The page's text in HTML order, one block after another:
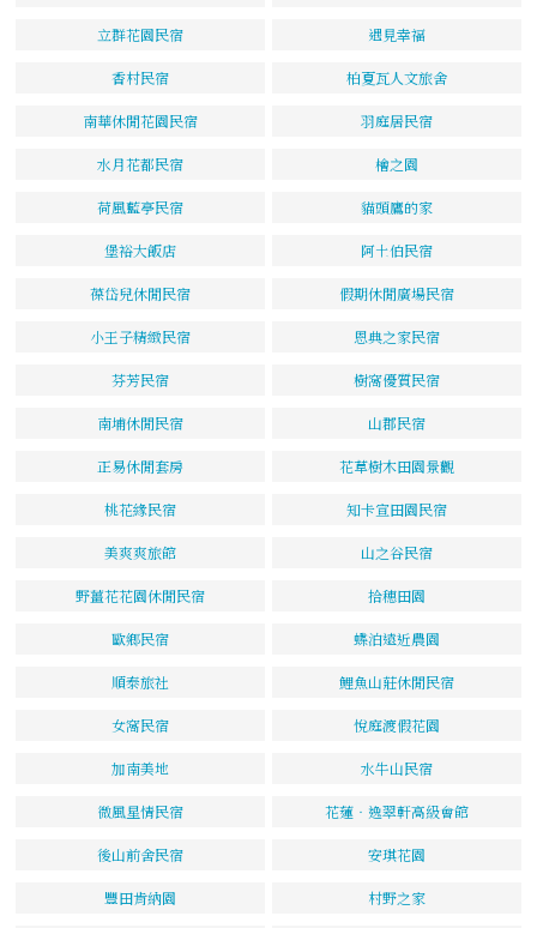
立群花園民宿 遇見幸福
香村民宿 柏夏瓦人文旅舍
南華休閒花園民宿 羽庭居民宿
水月花都民宿 檜之園
荷風藍亭民宿 貓頭鷹的家
堡裕大飯店 阿土伯民宿
葆岱兒休閒民宿 假期休閒廣場民宿
小王子精緻民宿 恩典之家民宿
芬芳民宿 樹窩優質民宿
南埔休閒民宿 山郡民宿
正易休閒套房 花草樹木田園景觀
桃花緣民宿 知卡宣田園民宿
美爽爽旅館 山之谷民宿
野薑花花園休閒民宿 拾穗田園
歐鄉民宿 蝶泊遠近農園
順泰旅社 鯉魚山莊休閒民宿
女窩民宿 悅庭渡假花園
加南美地 水牛山民宿
微風星情民宿 花蓮‧逸翠軒高級會館
後山前舍民宿 安琪花園
豐田肯納園 村野之家